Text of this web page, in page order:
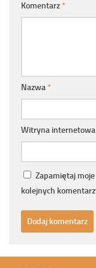
Komentarz *
Nazwa *
Witryna internetowa
Zapamiętaj
kolejnych